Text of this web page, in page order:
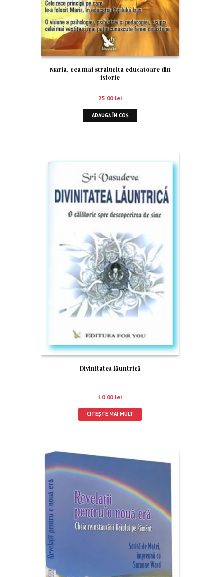
Maria, cea mai stralucita educatoare din
istorie
25.00 lei
ADAUGĂ ÎN COȘ
Divinitatea lăuntrică
10.00 lei
CITEȘTE MAI MULT